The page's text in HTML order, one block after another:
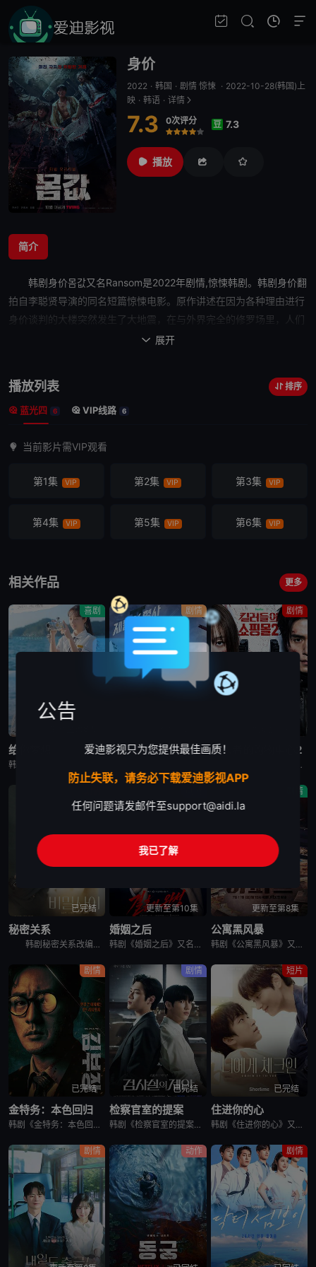
身价
2022 · 韩国 · 剧情 惊悚 · 2022-10-28(韩国)上
映 · 韩语 · 详情
7.3 0次评分
很差
较差
还行推荐力荐
豆 7.3
播放
简介
韩剧身价몸값又名Ransom是2022年剧情,惊悚韩剧。韩剧身价翻
拍自李聪贤导演的同名短篇惊悚电影。原作讲述在因为各种理由进行
身价 谈判的大楼突然发生了大地震，在与外界完全的修罗场里，人们
为了生存展开相互践踏且毫无仁慈的拼死斗争。由全宇盛导演编导，
 展开
播放列表 排序
蓝光四 6 VIP线路 6
当前影片需VIP观看
第1集 VIP 第2集 VIP 第3集 VIP
第4集 VIP 第5集 VIP 第6集 VIP
相关作品 更多
喜剧
给你梦想
剧情
财阀X刑警 第二季
剧情
杀人者的购物中心2
韩剧《杀人者的购物中心2》又名：A Shop for Killers S2,A Shop for Killers Season 2,킬러들의 쇼핑몰2，讲述了：购物中心即将重新开张！郑进湾（李栋旭 饰
已完结
秘密关系
韩剧秘密关系改编自同名漫画。多温聪明机灵、足智多谋，努力摆脱贫困。但他的吝啬行为却惹恼了同事成贤，成贤讨厌他。在与自己贫困的父母发生冲突后，多温突然与成贤的关系越来越亲密，同时也在平衡着对前任导师
更新至第10集
婚姻之后
韩剧《婚姻之后》又名：婚姻的完成,The Husband,The Fulfillment of Marriage,결혼의 완성，讲述了：神经外科权威姜泰柱（南宫珉 饰）因为老婆高世允（李雪 饰）在提出
剧情
更新至第8集
公寓黑风暴
韩剧《公寓黑风暴》又名：公寓,The Apartment Job,아파트，讲述了：曾经的帮派老大急需现金，于是和有志成为律师的同伴合作，打算窃取住宅社区的储备基金，却意外揭开深藏的腐败真相。
剧情
已完结
金特务：本色回归
韩剧《金特务：本色回归》又名金部长,Agent Kim,김부장,金特务：本色回归，剧中主角金科长由苏志燮饰演。在剧中，金科长是敏智的父亲，也是一名朝鲜间谍。他被派去执行无数特别任务，包括17次朝鲜任务
剧情
已完结
检察官室的提案
韩剧《检察官室的提案》又名：检察官办公室的提议,检察官的提案(台),The Prosecutors Proposal,검사실의 제안，讲述了：改编自同名小说。一个是凶手的儿子，一个是受害者的儿子——一
短片
已完结
住进你的心
韩剧《住进你的心》又名：Check In To You,너에게 체크인，讲述了：一位是完美主义、以利益为重的冷酷CEO车道京，他计划卖掉一间充满魅力的民宿；另一位是感性、温柔且深爱这个民宿的经理尹智梧
剧情 动作 剧情
公告
爱迪影视只为您提供最佳画质！
防止失联，请务必下载爱迪影视APP
任何问题请发邮件至support@aidi.la
我已了解